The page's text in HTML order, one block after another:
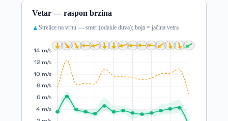
Vetar — raspon brzina
▲ Strelice na vrhu — smer (odakle duva); boja = jačina vetra